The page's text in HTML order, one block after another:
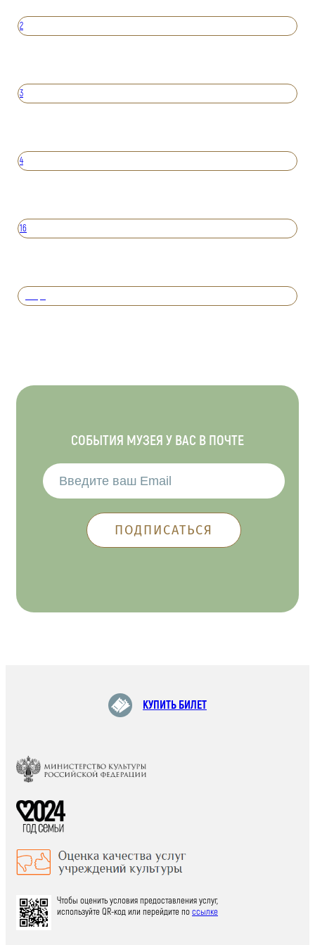
2
3
4
16
СОБЫТИЯ МУЗЕЯ У ВАС В ПОЧТЕ
КУПИТЬ БИЛЕТ
Чтобы оценить условия предоставления услуг,
используйте QR-код или перейдите поссылке